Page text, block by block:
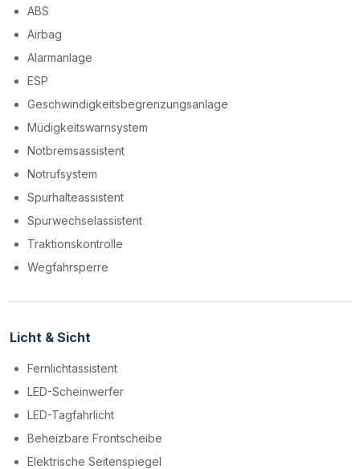
ABS
Airbag
Alarmanlage
ESP
Geschwindigkeitsbegrenzungsanlage
Müdigkeitswarnsystem
Notbremsassistent
Notrufsystem
Spurhalteassistent
Spurwechselassistent
Traktionskontrolle
Wegfahrsperre
Licht & Sicht
Fernlichtassistent
LED-Scheinwerfer
LED-Tagfahrlicht
Beheizbare Frontscheibe
Elektrische Seitenspiegel